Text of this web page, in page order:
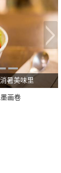
暑美味里
画卷